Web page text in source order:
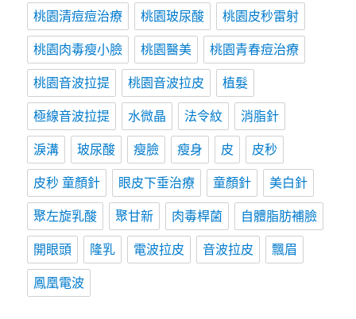
桃園清痘痘治療 桃園玻尿酸 桃園皮秒雷射
桃園肉毒瘦小臉 桃園醫美 桃園青春痘治療
桃園音波拉提 桃園音波拉皮 植髮
極線音波拉提 水微晶 法令紋 消脂針
淚溝 玻尿酸 瘦臉 瘦身 皮 皮秒
皮秒 童顏針 眼皮下垂治療 童顏針 美白針
聚左旋乳酸 聚甘新 肉毒桿菌 自體脂肪補臉
開眼頭 隆乳 電波拉皮 音波拉皮 飄眉
鳳凰電波